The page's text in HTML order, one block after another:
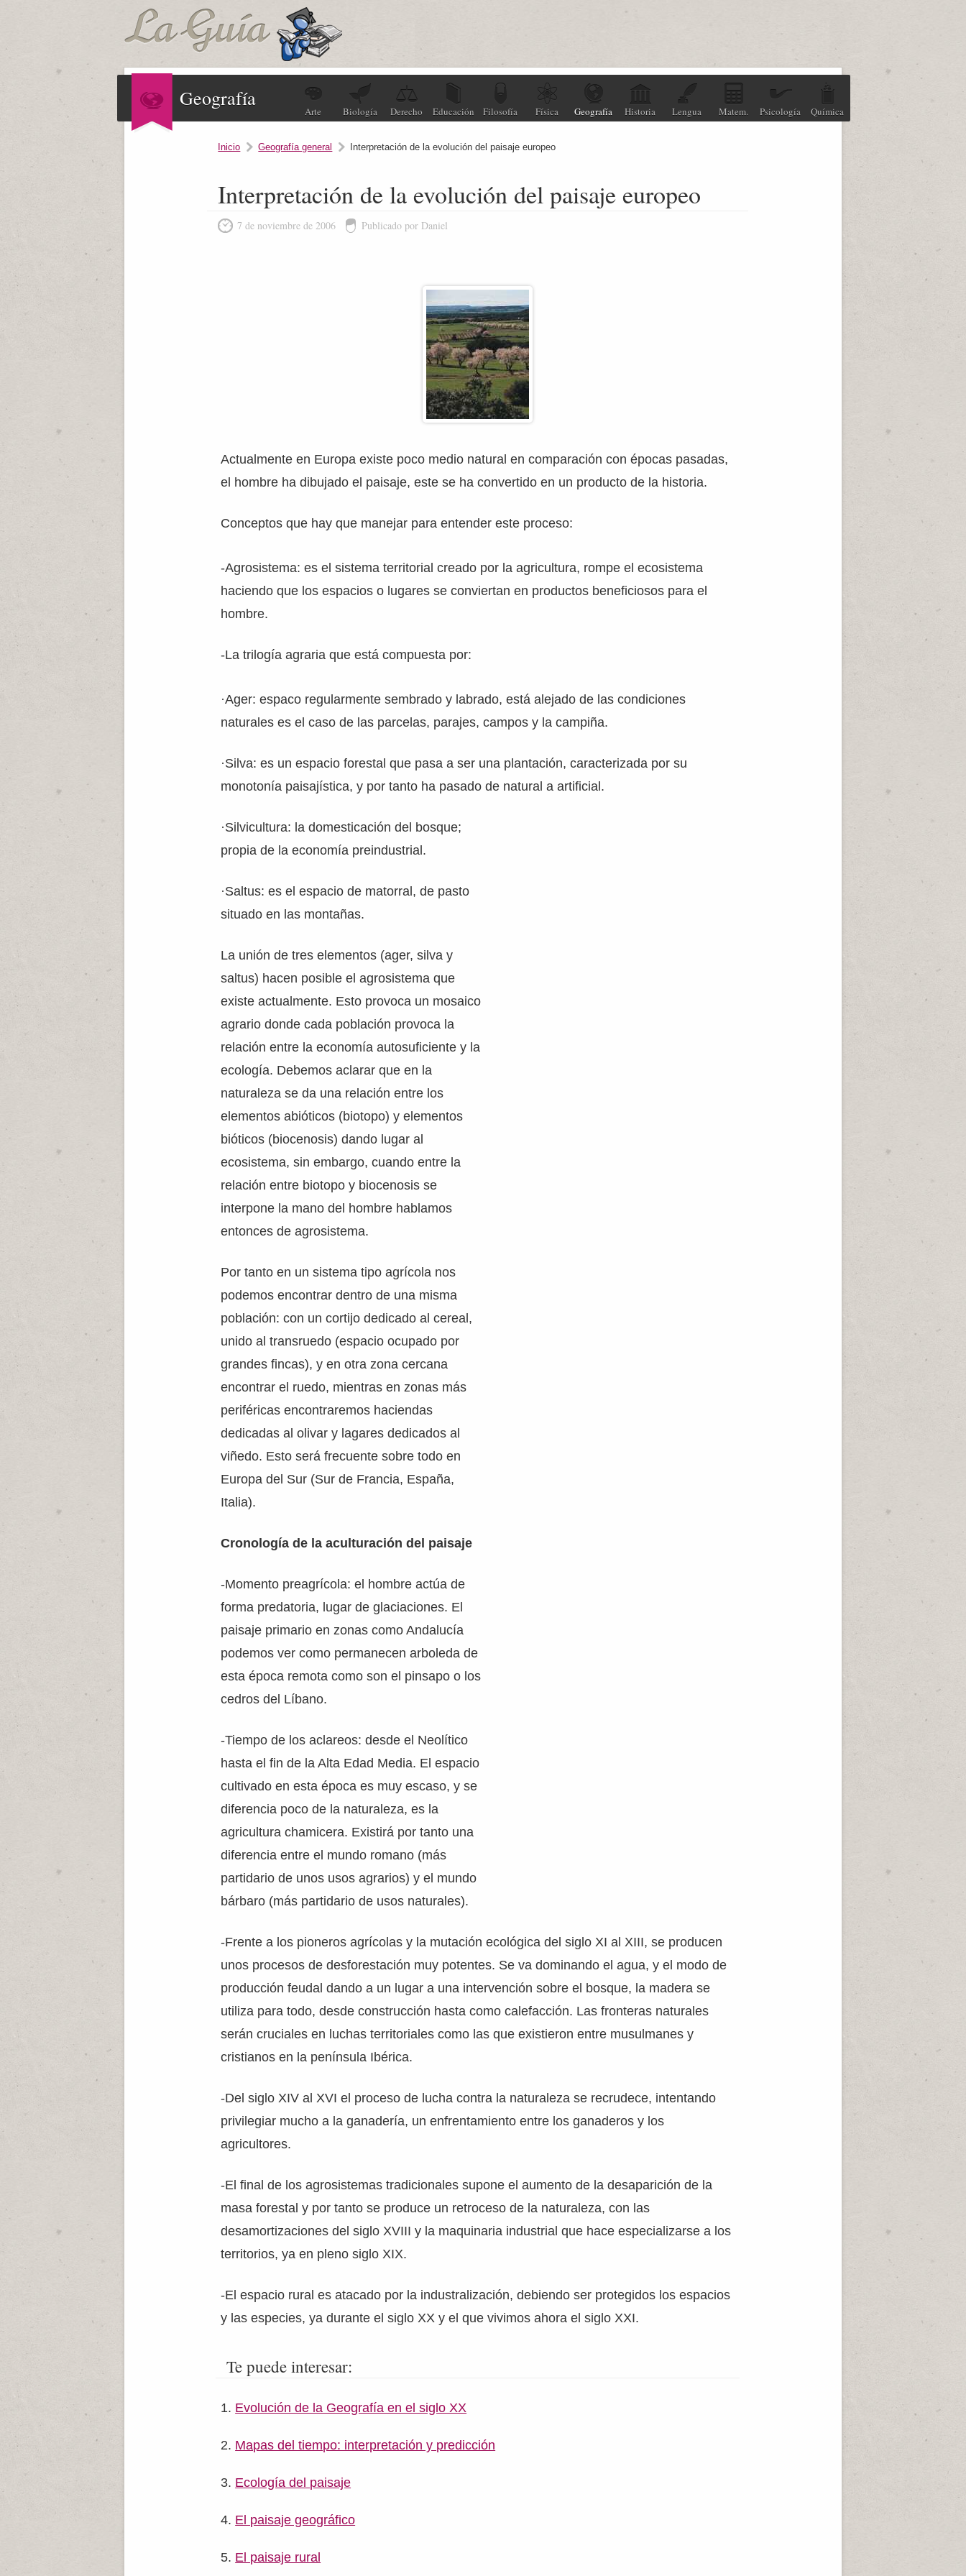
Geografía
Arte Biología Derecho Educación Filosofía Física Geografía Historia Lengua Matem. Psicología Química
Inicio Geografía general Interpretación de la evolución del paisaje europeo
Interpretación de la evolución del paisaje europeo
7 de noviembre de 2006 Publicado por Daniel
Actualmente en Europa existe poco medio natural en comparación con épocas pasadas,
el hombre ha dibujado el paisaje, este se ha convertido en un producto de la historia.
Conceptos que hay que manejar para entender este proceso:
-Agrosistema: es el sistema territorial creado por la agricultura, rompe el ecosistema
haciendo que los espacios o lugares se conviertan en productos beneficiosos para el
hombre.
-La trilogía agraria que está compuesta por:
·Ager: espaco regularmente sembrado y labrado, está alejado de las condiciones
naturales es el caso de las parcelas, parajes, campos y la campiña.
·Silva: es un espacio forestal que pasa a ser una plantación, caracterizada por su
monotonía paisajística, y por tanto ha pasado de natural a artificial.
·Silvicultura: la domesticación del bosque;
propia de la economía preindustrial.
·Saltus: es el espacio de matorral, de pasto
situado en las montañas.
La unión de tres elementos (ager, silva y
saltus) hacen posible el agrosistema que
existe actualmente. Esto provoca un mosaico
agrario donde cada población provoca la
relación entre la economía autosuficiente y la
ecología. Debemos aclarar que en la
naturaleza se da una relación entre los
elementos abióticos (biotopo) y elementos
bióticos (biocenosis) dando lugar al
ecosistema, sin embargo, cuando entre la
relación entre biotopo y biocenosis se
interpone la mano del hombre hablamos
entonces de agrosistema.
Por tanto en un sistema tipo agrícola nos
podemos encontrar dentro de una misma
población: con un cortijo dedicado al cereal,
unido al transruedo (espacio ocupado por
grandes fincas), y en otra zona cercana
encontrar el ruedo, mientras en zonas más
periféricas encontraremos haciendas
dedicadas al olivar y lagares dedicados al
viñedo. Esto será frecuente sobre todo en
Europa del Sur (Sur de Francia, España,
Italia).
Cronología de la aculturación del paisaje
-Momento preagrícola: el hombre actúa de
forma predatoria, lugar de glaciaciones. El
paisaje primario en zonas como Andalucía
podemos ver como permanecen arboleda de
esta época remota como son el pinsapo o los
cedros del Líbano.
-Tiempo de los aclareos: desde el Neolítico
hasta el fin de la Alta Edad Media. El espacio
cultivado en esta época es muy escaso, y se
diferencia poco de la naturaleza, es la
agricultura chamicera. Existirá por tanto una
diferencia entre el mundo romano (más
partidario de unos usos agrarios) y el mundo
bárbaro (más partidario de usos naturales).
-Frente a los pioneros agrícolas y la mutación ecológica del siglo XI al XIII, se producen
unos procesos de desforestación muy potentes. Se va dominando el agua, y el modo de
producción feudal dando a un lugar a una intervención sobre el bosque, la madera se
utiliza para todo, desde construcción hasta como calefacción. Las fronteras naturales
serán cruciales en luchas territoriales como las que existieron entre musulmanes y
cristianos en la península Ibérica.
-Del siglo XIV al XVI el proceso de lucha contra la naturaleza se recrudece, intentando
privilegiar mucho a la ganadería, un enfrentamiento entre los ganaderos y los
agricultores.
-El final de los agrosistemas tradicionales supone el aumento de la desaparición de la
masa forestal y por tanto se produce un retroceso de la naturaleza, con las
desamortizaciones del siglo XVIII y la maquinaria industrial que hace especializarse a los
territorios, ya en pleno siglo XIX.
-El espacio rural es atacado por la industralización, debiendo ser protegidos los espacios
y las especies, ya durante el siglo XX y el que vivimos ahora el siglo XXI.
Te puede interesar:
Evolución de la Geografía en el siglo XX
Mapas del tiempo: interpretación y predicción
Ecología del paisaje
El paisaje geográfico
El paisaje rural